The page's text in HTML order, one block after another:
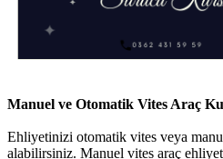
Manuel ve Otomatik Vites Araç
Ehliyetinizi otomatik vites veya
alabilirsiniz. Manuel vites araç